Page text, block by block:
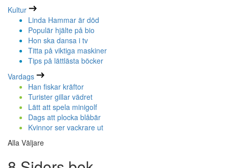
Kultur
Linda Hammar är död
Populär hjälte på bio
Hon ska dansa i tv
Titta på viktiga maskiner
Tips på lättlästa böcker
Vardags
Han fiskar kräftor
Turister gillar vädret
Lätt att spela minigolf
Dags att plocka blåbär
Kvinnor ser vackrare ut
Alla Väljare